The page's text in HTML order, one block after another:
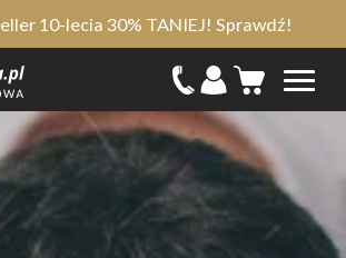
10-lecia 30% TANIEJ! Sprawdź!